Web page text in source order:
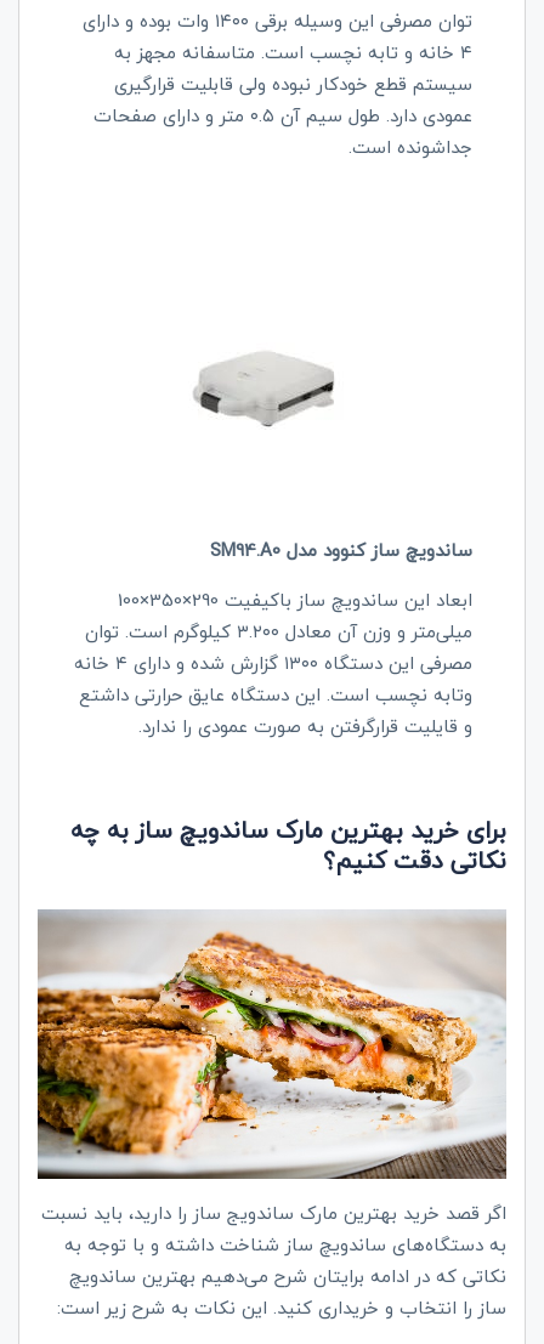
توان مصرفی این وسیله برقی ۱۴۰۰ وات بوده و دارای
۴ خانه و تابه نچسب است. متاسفانه مجهز به
سیستم قطع خودکار نبوده ولی قابلیت قرارگیری
عمودی دارد. طول سیم آن ۰.۵ متر و دارای صفحات
جداشونده است.
ساندویچ ساز کنوود مدل SM94.A0
ابعاد این ساندویچ ساز باکیفیت 290×350×100
میلی‌متر و وزن آن معادل ۳.۲۰۰ کیلوگرم است. توان
مصرفی این دستگاه ۱۳۰۰ گزارش شده و دارای ۴ خانه
وتابه نچسب است. این دستگاه عایق حرارتی داشتع
و قایلیت قرارگرفتن به صورت عمودی را ندارد.
برای خرید بهترین مارک ساندویچ ساز به چه
نکاتی دقت کنیم؟
اگر قصد خرید بهترین مارک ساندویج ساز را دارید، باید نسبت
به دستگاه‌های ساندویچ ساز شناخت داشته و با توجه به
نکاتی که در ادامه برایتان شرح می‌دهیم بهترین ساندویچ‌
ساز را انتخاب و خریداری کنید. این نکات به شرح زیر است: